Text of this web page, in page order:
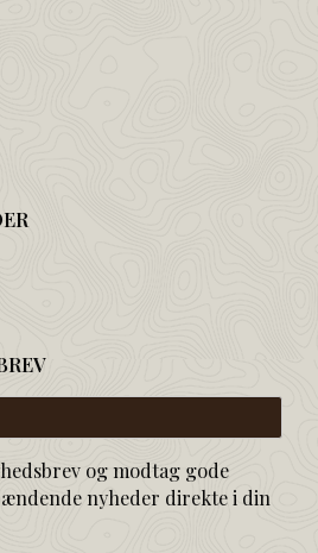
og modtag gode
nyheder direkte i din